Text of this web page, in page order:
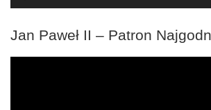
Jan Paweł II – Patron